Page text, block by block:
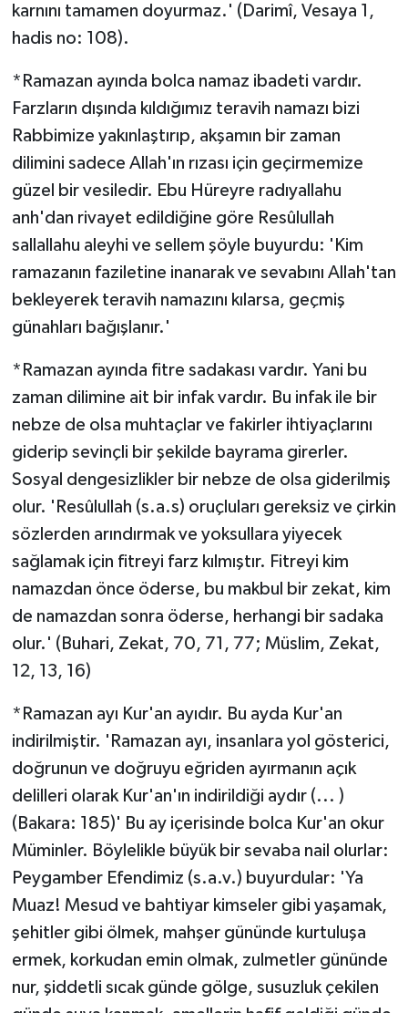
karnını tamamen doyurmaz.' (Darimî, Vesaya 1,
hadis no: 108).
*Ramazan ayında bolca namaz ibadeti vardır.
Farzların dışında kıldığımız teravih namazı bizi
Rabbimize yakınlaştırıp, akşamın bir zaman
dilimini sadece Allah'ın rızası için geçirmemize
güzel bir vesiledir. Ebu Hüreyre radıyallahu
anh'dan rivayet edildiğine göre Resûlullah
sallallahu aleyhi ve sellem şöyle buyurdu: 'Kim
ramazanın faziletine inanarak ve sevabını Allah'tan
bekleyerek teravih namazını kılarsa, geçmiş
günahları bağışlanır.'
*Ramazan ayında fitre sadakası vardır. Yani bu
zaman dilimine ait bir infak vardır. Bu infak ile bir
nebze de olsa muhtaçlar ve fakirler ihtiyaçlarını
giderip sevinçli bir şekilde bayrama girerler.
Sosyal dengesizlikler bir nebze de olsa giderilmiş
olur. 'Resûlullah (s.a.s) oruçluları gereksiz ve çirkin
sözlerden arındırmak ve yoksullara yiyecek
sağlamak için fitreyi farz kılmıştır. Fitreyi kim
namazdan önce öderse, bu makbul bir zekat, kim
de namazdan sonra öderse, herhangi bir sadaka
olur.' (Buhari, Zekat, 70, 71, 77; Müslim, Zekat,
12, 13, 16)
*Ramazan ayı Kur'an ayıdır. Bu ayda Kur'an
indirilmiştir. 'Ramazan ayı, insanlara yol gösterici,
doğrunun ve doğruyu eğriden ayırmanın açık
delilleri olarak Kur'an'ın indirildiği aydır (... )
(Bakara: 185)' Bu ay içerisinde bolca Kur'an okur
Müminler. Böylelikle büyük bir sevaba nail olurlar:
Peygamber Efendimiz (s.a.v.) buyurdular: 'Ya
Muaz! Mesud ve bahtiyar kimseler gibi yaşamak,
şehitler gibi ölmek, mahşer gününde kurtuluşa
ermek, korkudan emin olmak, zulmetler gününde
nur, şiddetli sıcak günde gölge, susuzluk çekilen